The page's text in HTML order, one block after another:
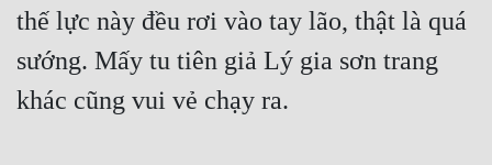
Cổ Đại
thế lực này đều rơi vào tay lão, thật là quá
sướng. Mấy tu tiên giả Lý gia sơn trang
khác cũng vui vẻ chạy ra.